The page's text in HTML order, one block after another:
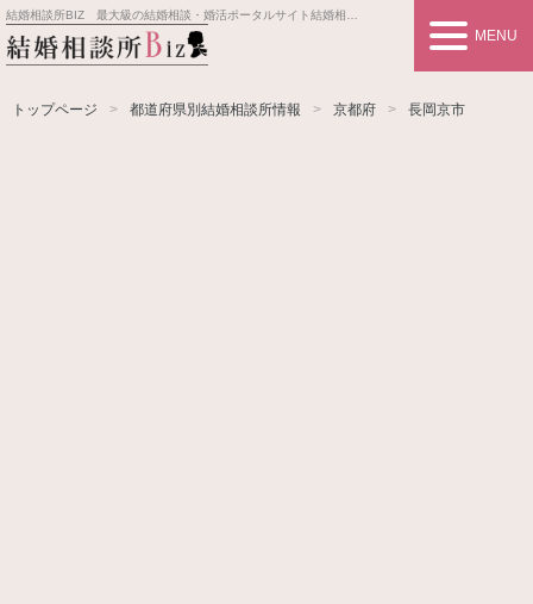
結婚相談所BIZ 最大級の結婚相談・婚活ポータルサイト結婚相談所事業者情報や婚活お見合いの悩み、対策を紹介します。
MENU
トップページ 都道府県別結婚相談所情報 京都府 長岡京市